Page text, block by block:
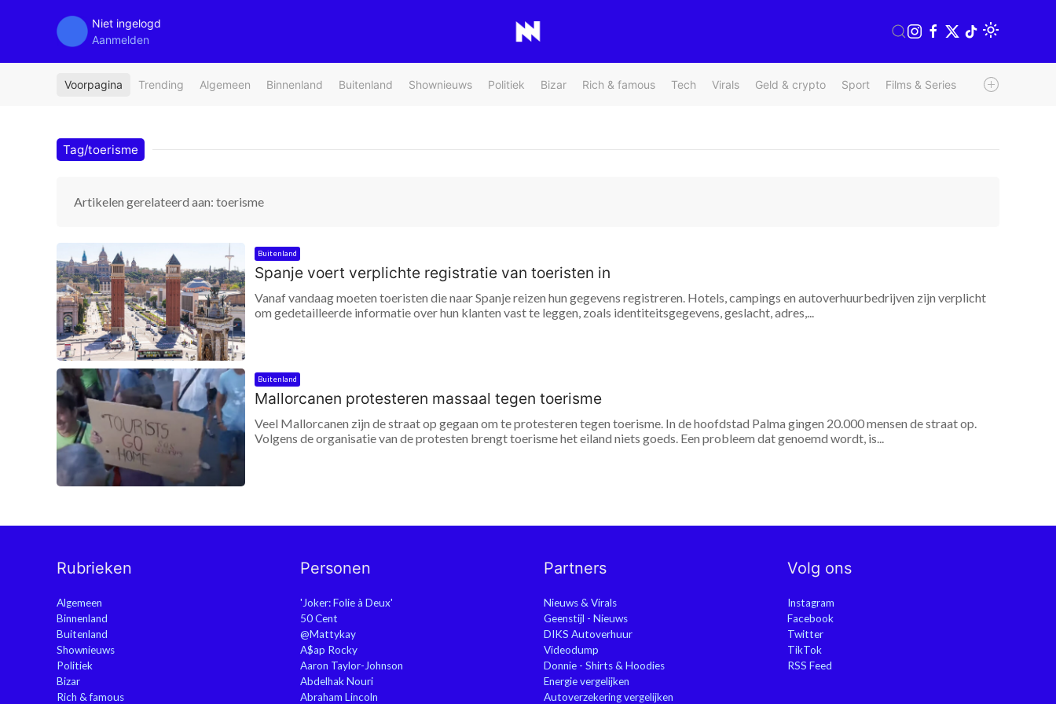
Niet ingelogd
Aanmelden
Voorpagina Trending Algemeen Binnenland Buitenland Shownieuws Politiek Bizar Rich & famous Tech Virals Geld & crypto Sport Films & Series Radio & TV
Tag/toerisme
Artikelen gerelateerd aan: toerisme
Buitenland
Spanje voert verplichte registratie van toeristen in
Vanaf vandaag moeten toeristen die naar Spanje reizen hun gegevens registreren. Hotels, campings en autoverhuurbedrijven zijn verplicht
om gedetailleerde informatie over hun klanten vast te leggen, zoals identiteitsgegevens, geslacht, adres,...
Buitenland
Mallorcanen protesteren massaal tegen toerisme
Veel Mallorcanen zijn de straat op gegaan om te protesteren tegen toerisme. In de hoofdstad Palma gingen 20.000 mensen de straat op.
Volgens de organisatie van de protesten brengt toerisme het eiland niets goeds. Een probleem dat genoemd wordt, is...
Rubrieken
Algemeen
Binnenland
Buitenland
Shownieuws
Politiek
Bizar
Rich & famous
Personen
'Joker: Folie à Deux'
50 Cent
@Mattykay
A$ap Rocky
Aaron Taylor-Johnson
Abdelhak Nouri
Abraham Lincoln
Partners
Nieuws & Virals
Geenstijl - Nieuws
DIKS Autoverhuur
Videodump
Donnie - Shirts & Hoodies
Energie vergelijken
Autoverzekering vergelijken
Volg ons
Instagram
Facebook
Twitter
TikTok
RSS Feed